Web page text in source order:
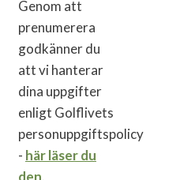
Genom att
prenumerera
godkänner du
att vi hanterar
dina uppgifter
enligt Golflivets
personuppgiftspolicy
- här läser du
den